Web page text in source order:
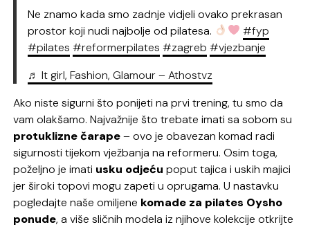
Ne znamo kada smo zadnje vidjeli ovako prekrasan
prostor koji nudi najbolje od pilatesa.
#fyp
#pilates #reformerpilates #zagreb #vjezbanje
♬ It girl, Fashion, Glamour – Athostvz
Ako niste sigurni što ponijeti na prvi trening, tu smo da
vam olakšamo. Najvažnije što trebate imati sa sobom su
protuklizne čarape– ovo je obavezan komad radi
sigurnosti tijekom vježbanja na reformeru. Osim toga,
poželjno je imati usku odjeću poput tajica i uskih majici
jer široki topovi mogu zapeti u oprugama. U nastavku
pogledajte naše omiljene komade za pilates Oysho
ponude, a više sličnih modela iz njihove kolekcije otkrijte